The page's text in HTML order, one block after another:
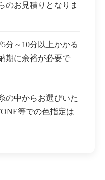
のお見積りとなりま
分～10分以上かかる
期に余裕が必要で
の中からお選びいた
等での色指定は